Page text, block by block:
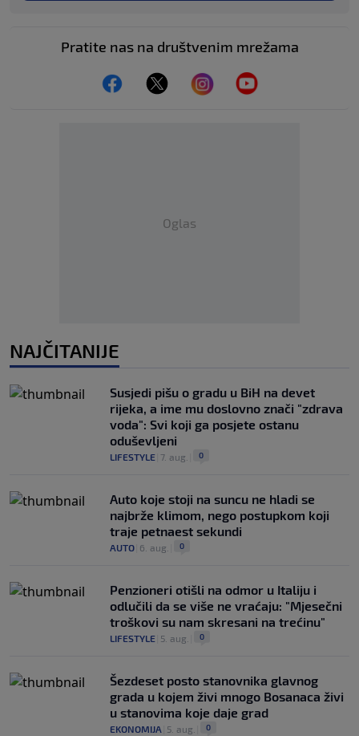
Pratite nas na društvenim mrežama
Oglas
NAJČITANIJE
Susjedi pišu o gradu u BiH na devet
rijeka, a ime mu doslovno znači "zdrava
voda": Svi koji ga posjete ostanu
oduševljeni
LIFESTYLE 7. aug. 0
Auto koje stoji na suncu ne hladi se
najbrže klimom, nego postupkom koji
traje petnaest sekundi
AUTO 6. aug. 0
Penzioneri otišli na odmor u Italiju i
odlučili da se više ne vraćaju: "Mjesečni
troškovi su nam skresani na trećinu"
LIFESTYLE 5. aug. 0
Šezdeset posto stanovnika glavnog
grada u kojem živi mnogo Bosanaca živi
u stanovima koje daje grad
EKONOMIJA 5. aug. 0